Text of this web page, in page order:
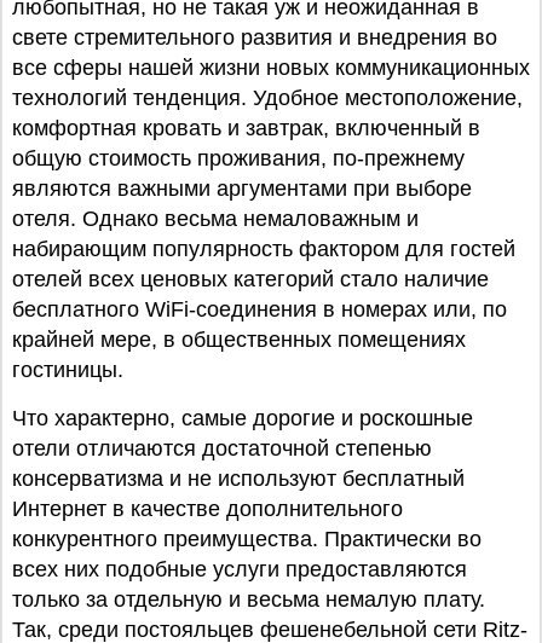
любопытная, но не такая уж и неожиданная в
свете стремительного развития и внедрения во
все сферы нашей жизни новых коммуникационных
технологий тенденция. Удобное местоположение,
комфортная кровать и завтрак, включенный в
общую стоимость проживания, по-прежнему
являются важными аргументами при выборе
отеля. Однако весьма немаловажным и
набирающим популярность фактором для гостей
отелей всех ценовых категорий стало наличие
бесплатного WiFi-соединения в номерах или, по
крайней мере, в общественных помещениях
гостиницы.
Что характерно, самые дорогие и роскошные
отели отличаются достаточной степенью
консерватизма и не используют бесплатный
Интернет в качестве дополнительного
конкурентного преимущества. Практически во
всех них подобные услуги предоставляются
только за отдельную и весьма немалую плату.
Так, среди постояльцев фешенебельной сети Ritz-